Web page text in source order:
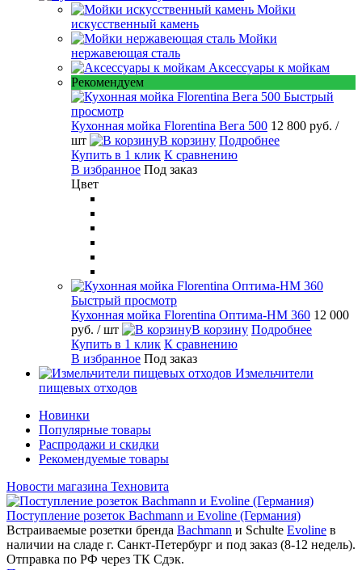
Мойки
искусственный камень
Мойки
нержавеющая сталь
Аксессуары к мойкам
Рекомендуем
Быстрый
просмотр
Кухонная мойка Florentina Вега 500 12 800 руб. /
шт
В корзину Подробнее
Купить в 1 клик К сравнению
В избранное Под заказ
Цвет
Быстрый просмотр
Кухонная мойка Florentina Оптима-HM 360 12 000
руб. / шт В корзину Подробнее
Купить в 1 клик К сравнению
В избранное Под заказ
Измельчители
пищевых отходов
Новинки
Популярные товары
Распродажи и скидки
Рекомендуемые товары
Новости магазина Техновита
Поступление розеток Bachmann и Evoline (Германия)
Встраиваемые розетки бренда Bachmann и Schulte Evoline в
наличии на сладе г. Санкт-Петербург и под заказ (8-12 недель).
Отправка по РФ через ТК Сдэк.